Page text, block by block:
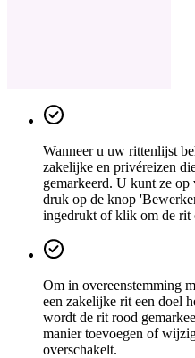
Wanneer u uw rittenlijst
zakelijke en privéreizen
gemarkeerd. U kunt ze
druk op de knop
ingedrukt of klik om de rit
Om in overeenstemming
een zakelijke rit een doel
wordt de rit rood
manier toevoegen of
overschakelt.